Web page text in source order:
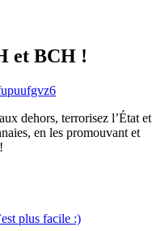
et BCH !
dehors, terrorisez l’État et
en les promouvant et
plus facile :)